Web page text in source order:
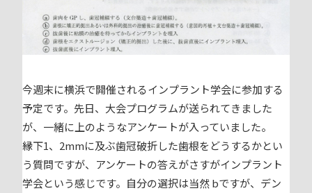
今週末に横浜で開催されるインプラント学会に参加する
予定です。先日、大会プログラムが送られてきました
が、一緒に上のようなアンケートが入っていました。
縁下1、2mmに及ぶ歯冠破折した歯根をどうするかとい
う質問ですが、アンケートの答えがさすがインプラント
学会という感じです。自分の選択は当然 bですが、デン